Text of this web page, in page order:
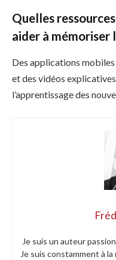
Quelles
aider à mémoriser
Des applications
et des vidéos
l’apprentissage des
Je suis un auteur
Je suis constamment à